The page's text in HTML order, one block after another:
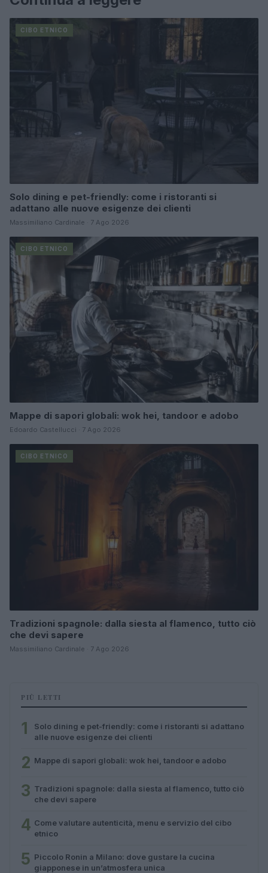
CIBO ETNICO
Solo dining e pet-friendly: come i ristoranti si
adattano alle nuove esigenze dei clienti
Massimiliano Cardinale · 7 Ago 2026
CIBO ETNICO
Mappe di sapori globali: wok hei, tandoor e adobo
Edoardo Castellucci · 7 Ago 2026
CIBO ETNICO
Tradizioni spagnole: dalla siesta al flamenco, tutto ciò
che devi sapere
Massimiliano Cardinale · 7 Ago 2026
PIÙ LETTI
1
Solo dining e pet-friendly: come i ristoranti si adattano
alle nuove esigenze dei clienti
2 Mappe di sapori globali: wok hei, tandoor e adobo
3 Tradizioni spagnole: dalla siesta al flamenco, tutto ciò
che devi sapere
4 Come valutare autenticità, menu e servizio del cibo
etnico
5 Piccolo Ronin a Milano: dove gustare la cucina
giapponese in un’atmosfera unica